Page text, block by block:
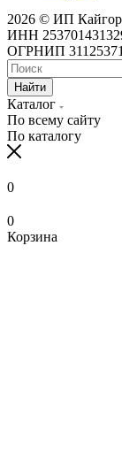
2026 © ИП
ИНН
ОГРНИП
Найти
Каталог
По всему сайту
По каталогу
0
0
Корзина